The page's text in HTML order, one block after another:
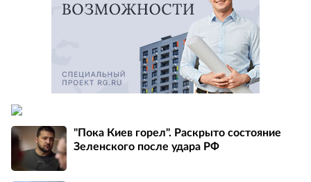
"Пока Киев горел". Раскрыто состояние
Зеленского после удара РФ